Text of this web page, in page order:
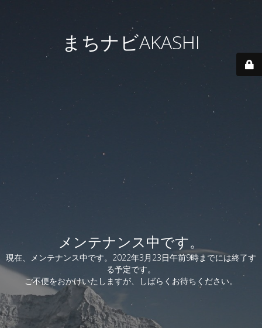
まちナビAKASHI
メンテナンス中です。
現在、メンテナンス中です。2022年3月23日午前9時までには終了す
る予定です。
ご不便をおかけいたしますが、しばらくお待ちください。